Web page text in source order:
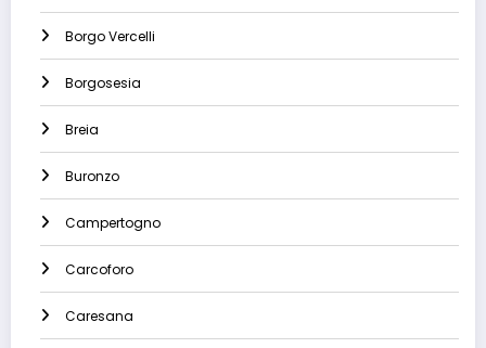
Borgo Vercelli
Borgosesia
Breia
Buronzo
Campertogno
Carcoforo
Caresana